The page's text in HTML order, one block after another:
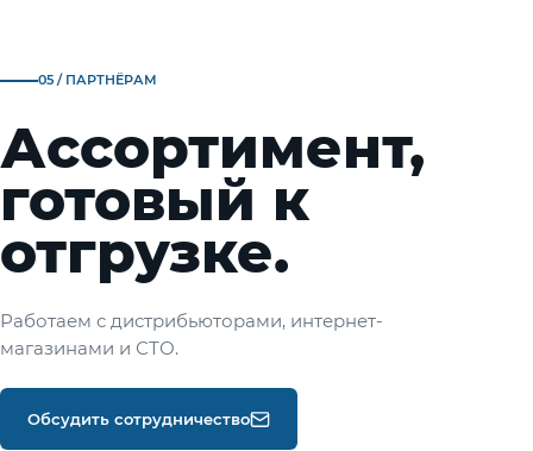
05 / ПАРТНЁРАМ
Ассортимент,
готовый к
отгрузке.
Работаем с дистрибьюторами, интернет-
магазинами и СТО.
Обсудить сотрудничество